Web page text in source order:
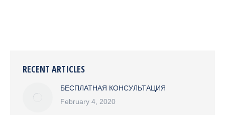
RECENT ARTICLES
БЕСПЛАТНАЯ КОНСУЛЬТАЦИЯ
February 4, 2020